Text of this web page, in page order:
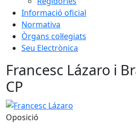
Informació oficial
Normativa
Òrgans col·legiats
Seu Electrònica
Francesc Lázaro i
CP
Francesc Lázaro
Oposició